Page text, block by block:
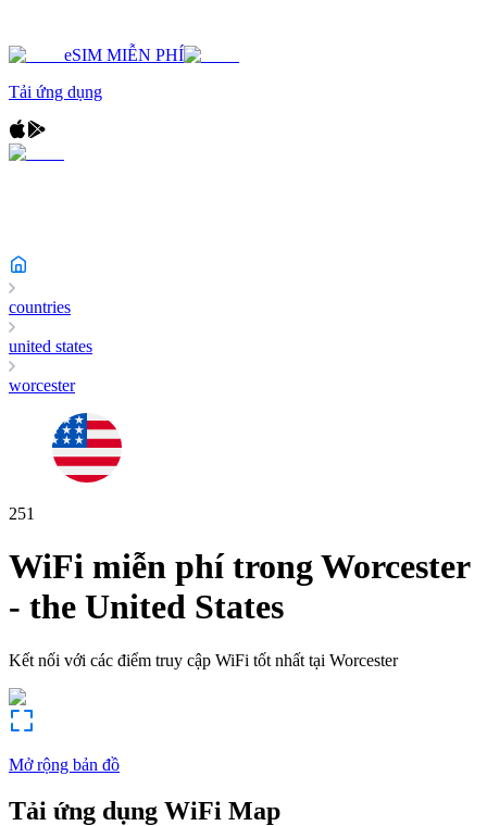
eSIM MIỄN PHÍ
Tải ứng dụng
countries
united states
worcester
251
WiFi miễn phí trongWorcester
- the United States
Kết nối với các điểm truy cập WiFi tốt nhất tại Worcester
Mở rộng bản đồ
Tải ứng dụng WiFi Map